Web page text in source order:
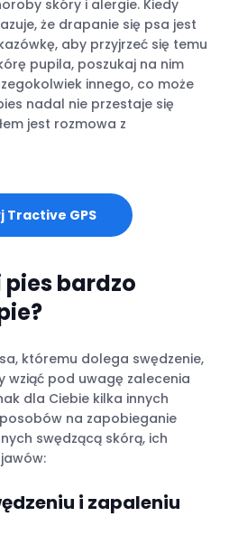
skóry i alergie. Kiedy
że drapanie się psa jest
aby przyjrzeć się temu
pupila, poszukaj na nim
innego, co może
nadal nie przestaje się
jest rozmowa z
Tractive GPS
pies bardzo
któremu dolega swędzenie,
wziąć pod uwagę zalecenia
dla Ciebie kilka innych
na zapobieganie
swędzącą skórą, ich
i zapaleniu